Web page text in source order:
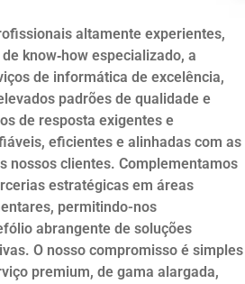
altamente experientes,
know‑how especializado, a
de informática de excelência,
padrões de qualidade e
de resposta exigentes e
eficientes e alinhadas com as
nossos clientes. Complementamos
estratégicas em áreas
permitindo-nos
abrangente de soluções
O nosso compromisso é simples
premium, de gama alargada,